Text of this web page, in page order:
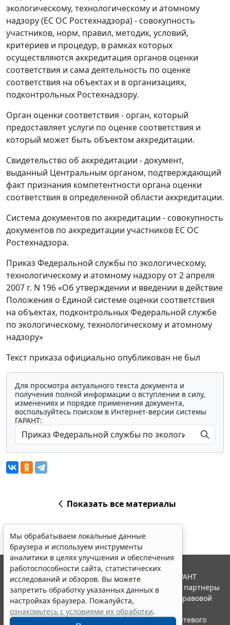
экологическому, технологическому и атомному
надзору (ЕС ОС Ростехнадзора) - совокупность
участников, норм, правил, методик, условий,
критериев и процедур, в рамках которых
осуществляются аккредитация органов оценки
соответствия и сама деятельность по оценке
соответствия на объектах и в организациях,
подконтрольных Ростехнадзору.
Орган оценки соответствия - орган, который
предоставляет услуги по оценке соответствия и
который может быть объектом аккредитации.
Свидетельство об аккредитации - документ,
выданный Центральным органом, подтверждающий
факт признания компетентности органа оценки
соответствия в определенной области аккредитации.
Система документов по аккредитации - совокупность
документов по аккредитации участников ЕС ОС
Ростехнадзора.
Приказ Федеральной службы по экологическому,
технологическому и атомному надзору от 2 апреля
2007 г. N 196 «Об утверждении и введении в действие
Положения о Единой системе оценки соответствия
на объектах, подконтрольных Федеральной службе
по экологическому, технологическому и атомному
надзору»
Текст приказа официально опубликован не был
Для просмотра актуального текста документа и
получения полной информации о вступлении в силу,
изменениях и порядке применения документа,
воспользуйтесь поиском в Интернет-версии системы
ГАРАНТ:
Показать все материалы
Мы обрабатываем локальные данные
браузера и используем инструменты
аналитики в целях улучшения и обеспечения
работоспособности сайта, статистических
исследований и обзоров. Вы можете
запретить обработку указанных данных в
настройках браузера. Пожалуйста,
ознакомьтесь с условиями их обработки.
© ООО "НПП "ГАРАНТ-СЕРВИС", 2026. Система ГАРАНТ
выпускается с 1990 года. Компания "Гарант" и ее партнеры
являются участниками Российской ассоциации правовой
информации ГАРАНТ.
Портал ГАРАНТ.РУ зарегистрирован в качестве сетевого